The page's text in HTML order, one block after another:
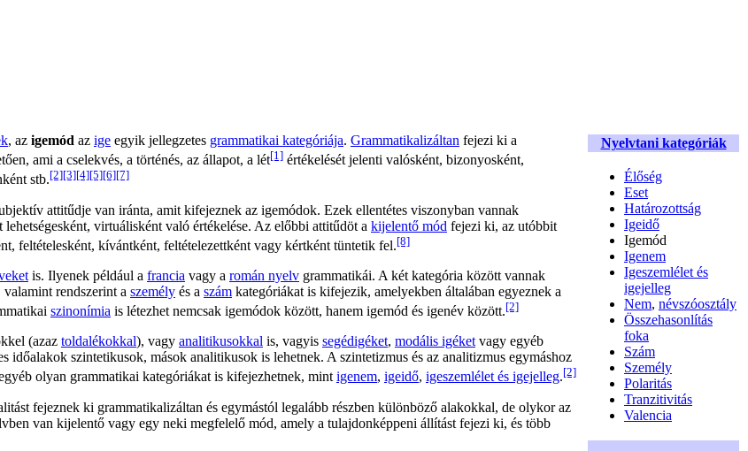
Nyelvtani kategóriák
Élőség
Eset
Határozottság
Igeidő
Igemód
Igenem
Igeszemlélet és
igejelleg
Nem, névszóosztály
Összehasonlítás
foka
Szám
Személy
Polaritás
Tranzitivitás
Valencia
, az igemód az ige egyik jellegzetes grammatikai kategóriája. Grammatikalizáltan fejezi ki a
ami a cselekvés, a történés, az állapot, a lét[1] értékelését jelenti valósként, bizonyosként,
stb.[2][3][4][5][6][7]
attitűdje van iránta, amit kifejeznek az igemódok. Ezek ellentétes viszonyban vannak
virtuálisként való értékelése. Az előbbi attitűdöt a kijelentő mód fejezi ki, az utóbbit
feltételesként, kívántként, feltételezettként vagy kértként tüntetik fel.[8]
is. Ilyenek például a francia vagy a román nyelv grammatikái. A két kategória között vannak
valamint rendszerint a személy és a szám kategóriákat is kifejezik, amelyekben általában egyeznek a
szinonímia is létezhet nemcsak igemódok között, hanem igemód és igenév között.[2]
(azaz toldalékokkal), vagy analitikusokkal is, vagyis segédigéket, modális igéket vagy egyéb
időalakok szintetikusok, mások analitikusok is lehetnek. A szintetizmus és az analitizmus egymáshoz
olyan grammatikai kategóriákat is kifejezhetnek, mintigenem, igeidő, igeszemlélet és igejelleg.[2]
fejeznek ki grammatikalizáltan és egymástól legalább részben különböző alakokkal, de olykor az
van kijelentő vagy egy neki megfelelő mód, amely a tulajdonképpeni állítást fejezi ki, és több